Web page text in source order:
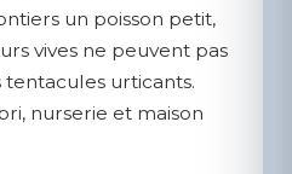
un poisson petit,
vives ne peuvent pas
tentacules urticants.
nurserie et maison